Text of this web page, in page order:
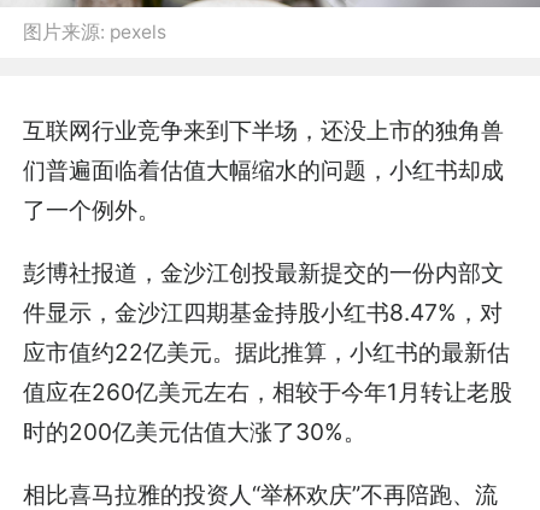
图片来源: pexels
互联网行业竞争来到下半场，还没上市的独角兽
们普遍面临着估值大幅缩水的问题，小红书却成
了一个例外。
彭博社报道，金沙江创投最新提交的一份内部文
件显示，金沙江四期基金持股小红书8.47%，对
应市值约22亿美元。据此推算，小红书的最新估
值应在260亿美元左右，相较于今年1月转让老股
时的200亿美元估值大涨了30%。
相比喜马拉雅的投资人“举杯欢庆”不再陪跑、流